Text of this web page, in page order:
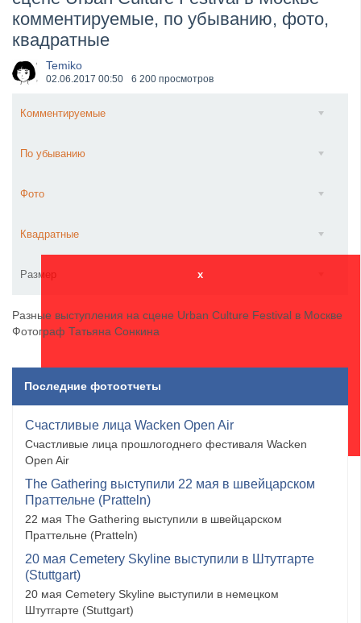
​Anthrax выпустили новый сингл и клип «Everybod...
комментируемые, по убыванию, фото,
квадратные
Temiko
02.06.2017 00:50 6 200 просмотров
Комментируемые
По убыванию
Фото
Квадратные
Размер x
Разные выступления на сцене Urban Culture Festival в Москве
Фотограф Татьяна Сонкина
Последние фотоотчеты
Счастливые лица Wacken Open Air
Счастливые лица прошлогоднего фестиваля Wacken
Open Air
The Gathering выступили 22 мая в швейцарском
Праттельне (Pratteln)
22 мая The Gathering выступили в швейцарском
Праттельне (Pratteln)
20 мая Cemetery Skyline выступили в Штутгарте
(Stuttgart)
20 мая Cemetery Skyline выступили в немецком
Штутгарте (Stuttgart)